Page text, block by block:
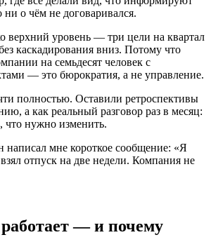
ни о чём не договаривался.
верхний уровень — три цели на квартал
каскадирования вниз. Потому что
на семьдесят человек с
— это бюрократия, а не управление.
полностью. Оставили ретроспективы
а как реальный разговор раз в месяц:
что нужно изменить.
написал мне короткое сообщение: «Я
отпуск на две недели. Компания не
— и почему